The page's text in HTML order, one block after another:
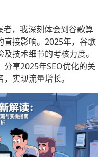
者，我深刻体会到谷歌算
直接影响。2025年，谷歌
技术细节的考核力度。
享2025年SEO优化的关
实现流量增长。